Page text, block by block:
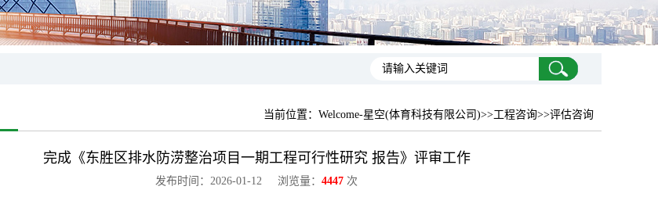
当前位置： Welcome-星空(体育科技有限公司)>>工程咨询>>评估咨询
完成《东胜区排水防涝整治项目一期工程可行性研究 报告》评审工作
发布时间：2026-01-12 浏览量： 4447 次